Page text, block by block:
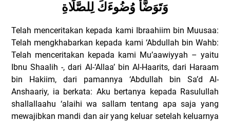
وَتَوَضَّأْ وُضُوءَكَ لِلصَّلَاةِ
Telah menceritakan kepada kami Ibraahiim bin Muusaa:
Telah mengkhabarkan kepada kami ‘Abdullah bin Wahb:
Telah menceritakan kepada kami Mu’aawiyyah – yaitu
Ibnu Shaalih -, dari Al-‘Allaa’ bin Al-Haarits, dari Haraam
bin Hakiim, dari pamannya ‘Abdullah bin Sa’d Al-
Anshaariy, ia berkata: Aku bertanya kepada Rasulullah
shallallaahu ‘alaihi wa sallam tentang apa saja yang
mewajibkan mandi dan air yang keluar setelah keluarnya